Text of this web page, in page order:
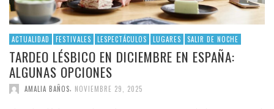
ACTUALIDAD FESTIVALES LESPECTÁCULOS LUGARES SALIR DE NOCHE
TARDEO LÉSBICO EN DICIEMBRE EN ESPAÑA:
ALGUNAS OPCIONES
AMALIA BAÑOS, NOVIEMBRE 29, 2025